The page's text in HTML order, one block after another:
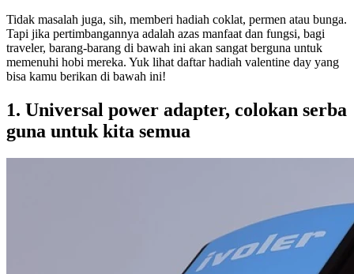
Tidak masalah juga, sih, memberi hadiah coklat, permen atau bunga.
Tapi jika pertimbangannya adalah azas manfaat dan fungsi, bagi
traveler, barang-barang di bawah ini akan sangat berguna untuk
memenuhi hobi mereka. Yuk lihat daftar hadiah valentine day yang
bisa kamu berikan di bawah ini!
1. Universal power adapter, colokan serba
guna untuk kita semua